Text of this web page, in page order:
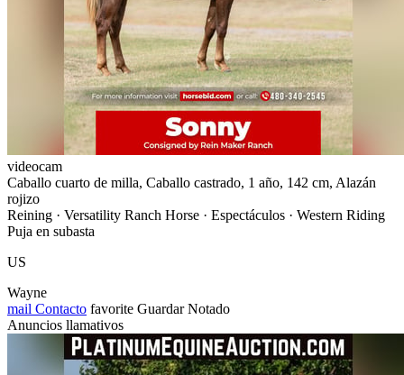
videocam
Caballo cuarto de milla, Caballo castrado, 1 año, 142 cm, Alazán
rojizo
Reining · Versatility Ranch Horse · Espectáculos · Western Riding
Puja en subasta
US
Wayne
mail Contacto favorite Guardar Notado
Anuncios llamativos